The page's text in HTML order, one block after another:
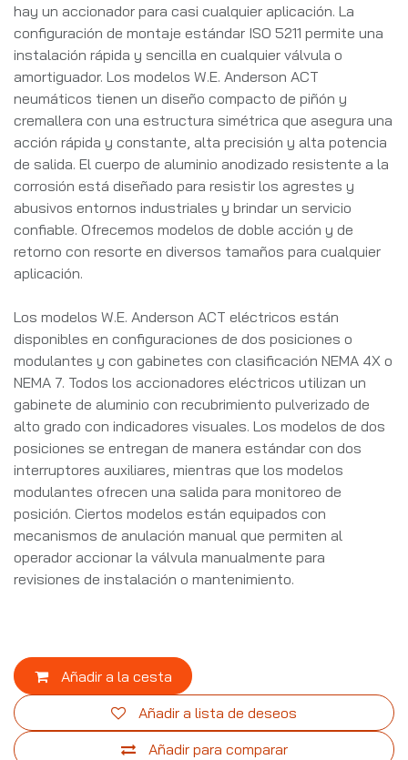
hay un accionador para casi cualquier aplicación. La
configuración de montaje estándar ISO 5211 permite una
instalación rápida y sencilla en cualquier válvula o
amortiguador. Los modelos W.E. Anderson ACT
neumáticos tienen un diseño compacto de piñón y
cremallera con una estructura simétrica que asegura una
acción rápida y constante, alta precisión y alta potencia
de salida. El cuerpo de aluminio anodizado resistente a la
corrosión está diseñado para resistir los agrestes y
abusivos entornos industriales y brindar un servicio
confiable. Ofrecemos modelos de doble acción y de
retorno con resorte en diversos tamaños para cualquier
aplicación.
Los modelos W.E. Anderson ACT eléctricos están
disponibles en configuraciones de dos posiciones o
modulantes y con gabinetes con clasificación NEMA 4X o
NEMA 7. Todos los accionadores eléctricos utilizan un
gabinete de aluminio con recubrimiento pulverizado de
alto grado con indicadores visuales. Los modelos de dos
posiciones se entregan de manera estándar con dos
interruptores auxiliares, mientras que los modelos
modulantes ofrecen una salida para monitoreo de
posición. Ciertos modelos están equipados con
mecanismos de anulación manual que permiten al
operador accionar la válvula manualmente para
revisiones de instalación o mantenimiento.
Añadir a la cesta
Añadir para comparar
Añadir a lista de deseos